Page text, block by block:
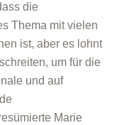
die
Thema mit vielen
ist, aber es lohnt
um für die
und auf
Marie